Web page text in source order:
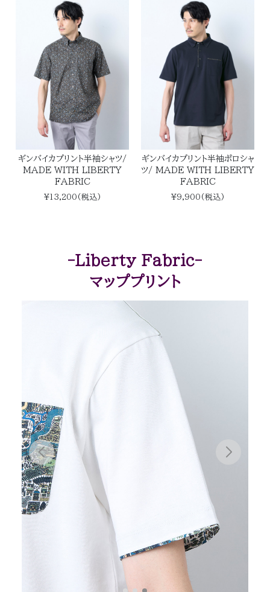
ギンバイカプリント半袖シャツ/
MADE WITH LIBERTY
FABRIC
¥13,200(税込)
ギンバイカプリント半袖ポロシャ
ツ/ MADE WITH LIBERTY
FABRIC
¥9,900(税込)
-Liberty Fabric-
マッププリント